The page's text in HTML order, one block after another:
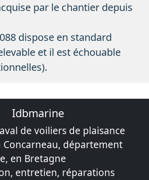
par le chantier depuis
dispose en standard
et il est échouable
Idbmarine
de voiliers de plaisance
département
en Bretagne
entretien, réparations